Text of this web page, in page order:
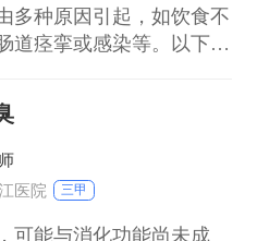
多种原因引起，如饮食不
道痉挛或感染等。以下是
激性食物，可能导致胃
2小时停止进食，以温热
挛。可轻柔按摩腹部缓解
医院
三甲
可能与消化功能尚未成